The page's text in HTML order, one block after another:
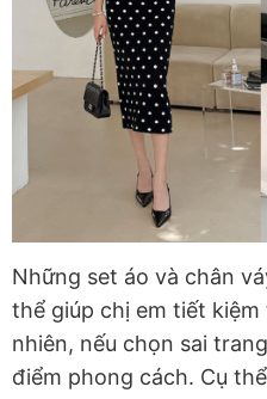
Những set áo và chân
thể giúp chị em tiết
nhiên, nếu chọn sai
điểm phong cách. Cụ